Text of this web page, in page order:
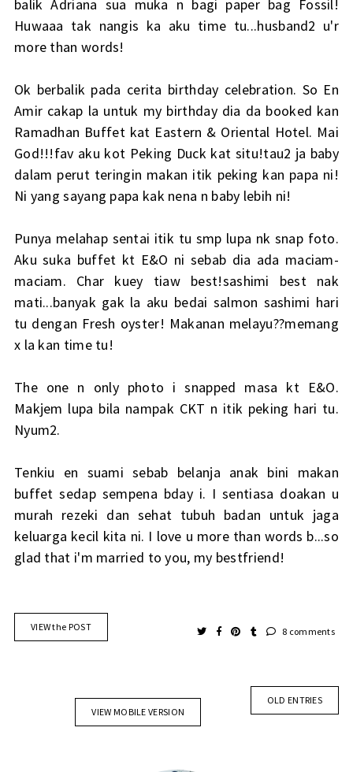
balik Adriana sua muka n bagi paper bag Fossil!
Huwaaa tak nangis ka aku time tu...husband2 u'r
more than words!
Ok berbalik pada cerita birthday celebration. So En
Amir cakap la untuk my birthday dia da booked kan
Ramadhan Buffet kat Eastern & Oriental Hotel. Mai
God!!!fav aku kot Peking Duck kat situ!tau2 ja baby
dalam perut teringin makan itik peking kan papa ni!
Ni yang sayang papa kak nena n baby lebih ni!
Punya melahap sentai itik tu smp lupa nk snap foto.
Aku suka buffet kt E&O ni sebab dia ada maciam-
maciam. Char kuey tiaw best!sashimi best nak
mati...banyak gak la aku bedai salmon sashimi hari
tu dengan Fresh oyster! Makanan melayu??memang
x la kan time tu!
The one n only photo i snapped masa kt E&O.
Makjem lupa bila nampak CKT n itik peking hari tu.
Nyum2.
Tenkiu en suami sebab belanja anak bini makan
buffet sedap sempena bday i. I sentiasa doakan u
murah rezeki dan sehat tubuh badan untuk jaga
keluarga kecil kita ni. I love u more than words b...so
glad that i'm married to you, my bestfriend!
VIEW the POST 8 comments
OLD ENTRIES
VIEW MOBILE VERSION